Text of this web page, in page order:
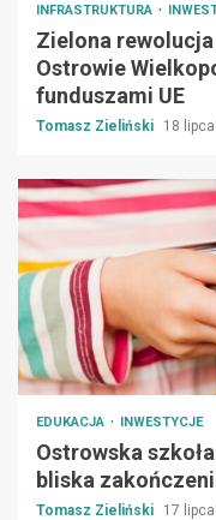
INFRASTRUKTURA
Zielona
Ostrowie
funduszami UE
Tomasz Zieliński 18
EDUKACJA INWESTYCJE
Ostrowska
bliska
Tomasz Zieliński 17